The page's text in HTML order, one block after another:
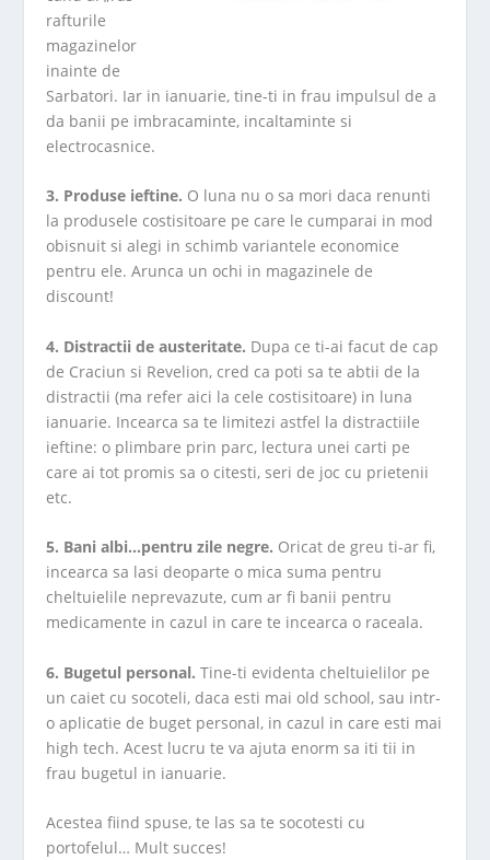
rafturile
magazinelor
inainte de
Sarbatori. Iar in ianuarie, tine-ti in frau impulsul de a
da banii pe imbracaminte, incaltaminte si
electrocasnice.
3. Produse ieftine. O luna nu o sa mori daca renunti
la produsele costisitoare pe care le cumparai in mod
obisnuit si alegi in schimb variantele economice
pentru ele. Arunca un ochi in magazinele de
discount!
4. Distractii de austeritate. Dupa ce ti-ai facut de cap
de Craciun si Revelion, cred ca poti sa te abtii de la
distractii (ma refer aici la cele costisitoare) in luna
ianuarie. Incearca sa te limitezi astfel la distractiile
ieftine: o plimbare prin parc, lectura unei carti pe
care ai tot promis sa o citesti, seri de joc cu prietenii
etc.
5. Bani albi…pentru zile negre. Oricat de greu ti-ar fi,
incearca sa lasi deoparte o mica suma pentru
cheltuielile neprevazute, cum ar fi banii pentru
medicamente in cazul in care te incearca o raceala.
6. Bugetul personal. Tine-ti evidenta cheltuielilor pe
un caiet cu socoteli, daca esti mai old school, sau intr-
o aplicatie de buget personal, in cazul in care esti mai
high tech. Acest lucru te va ajuta enorm sa iti tii in
frau bugetul in ianuarie.
Acestea fiind spuse, te las sa te socotesti cu
portofelul… Mult succes!